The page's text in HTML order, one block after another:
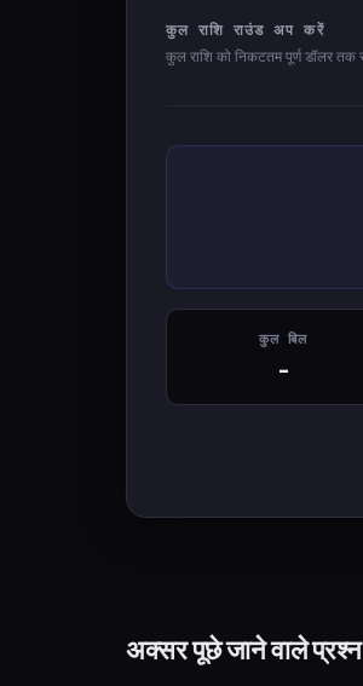
कुल राशि राउंड अप करें
कुल राशि को निकटतम पूर्ण डॉलर तक
कुल बिल
-
अक्सर पूछे जाने वाले प्रश्न